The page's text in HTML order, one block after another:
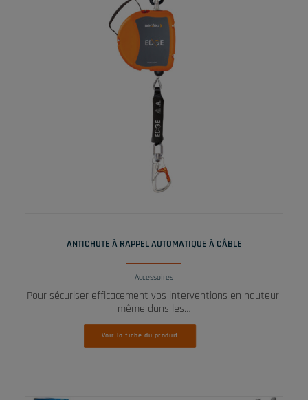
ANTICHUTE À RAPPEL AUTOMATIQUE À CÂBLE
Accessoires
Pour sécuriser efficacement vos interventions en hauteur,
même dans les…
Voir la fiche du produit